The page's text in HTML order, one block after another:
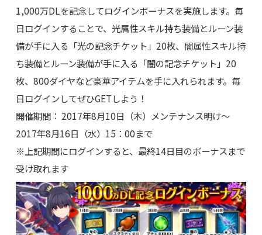
1,000万DLを記念してログインボーナスを実施します。毎
日ログインすることで、光属性スキル持ち装備とルーン装
備が手に入る「光の記念チケット」20枚、闇属性スキル持
ち装備とルーン装備が手に入る「闇の記念チケット」20
枚、800ダイヤなど豪華アイテムを手に入れられます。毎
日ログインしてぜひGETしよう！
開催期間： 2017年8月10日（木）メンテナンス明け～
2017年8月16日（水）15：00まで
※上記期間にログインすると、最終14日目のボーナスまで
受け取れます